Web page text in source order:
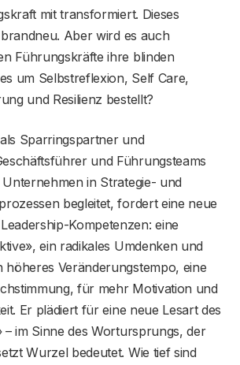
mit transformiert. Dieses
Aber wird es auch
Führungskräfte ihre blinden
um Selbstreflexion, Self Care,
und Resilienz bestellt?
Sparringspartner und
und Führungsteams
in Strategie- und
begleitet, fordert eine neue
Kompetenzen: eine
ein radikales Umdenken und
höheres Veränderungstempo, eine
für mehr Motivation und
Er plädiert für eine neue Lesart des
– im Sinne des Wortursprungs, der
Wurzel bedeutet. Wie tief sind